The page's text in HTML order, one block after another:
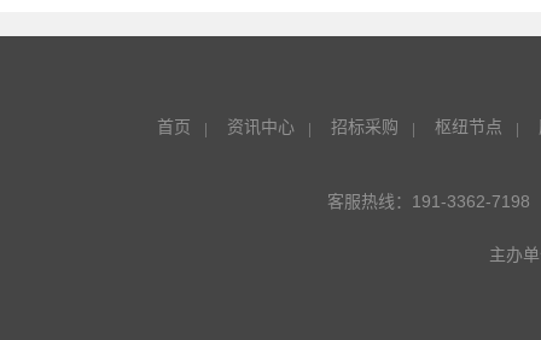
首页 资讯中心 招标采购 枢纽节点
客服热线：191-3362-7198
主办